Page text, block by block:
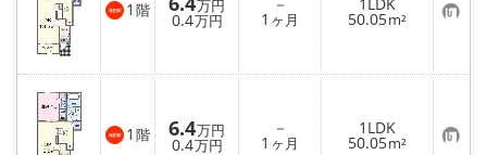
1 階 万円
0.4万円 1 ヶ月 50.05m² お
気
に
入
り
登
録
1 階 6.4万円
0.4万円
－
1 ヶ月
1LDK
50.05m² お